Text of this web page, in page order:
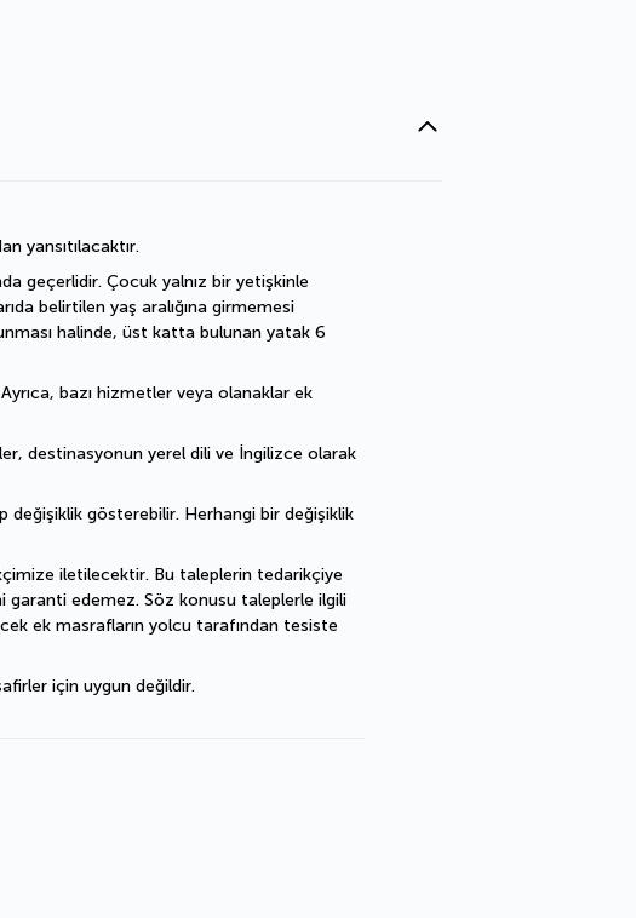
yansıtılacaktır.
geçerlidir. Çocuk yalnız bir yetişkinle
belirtilen yaş aralığına girmemesi
halinde, üst katta bulunan yatak 6
bazı hizmetler veya olanaklar ek
destinasyonun yerel dili ve İngilizce olarak
değişiklik gösterebilir. Herhangi bir değişiklik
iletilecektir. Bu taleplerin tedarikçiye
edemez. Söz konusu taleplerle ilgili
ek masrafların yolcu tarafından tesiste
için uygun değildir.